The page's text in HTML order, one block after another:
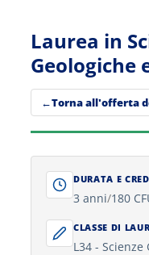
Laurea in
Geologiche
Torna all'offerta
DURATA E
3 anni/180
CLASSE DI
L34 - Scienze